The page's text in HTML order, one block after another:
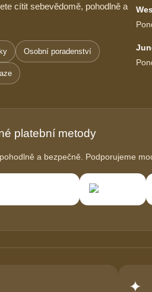
cítit sebevědomě, pohodlně a
Osobní poradenství
platební metody
a bezpečně. Podporujeme
✦